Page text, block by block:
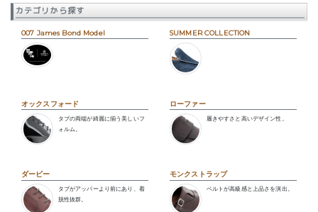
カテゴリから探す
007 James Bond Model SUMMER COLLECTION
オックスフォード
タブの両端が綺麗に揃う美しいフ
ォルム。
ローファー
履きやすさと高いデザイン性。
ダービー
タブがアッパーより前にあり、着
脱性抜群。
モンクストラップ
ベルトが高級感と上品さを演出。